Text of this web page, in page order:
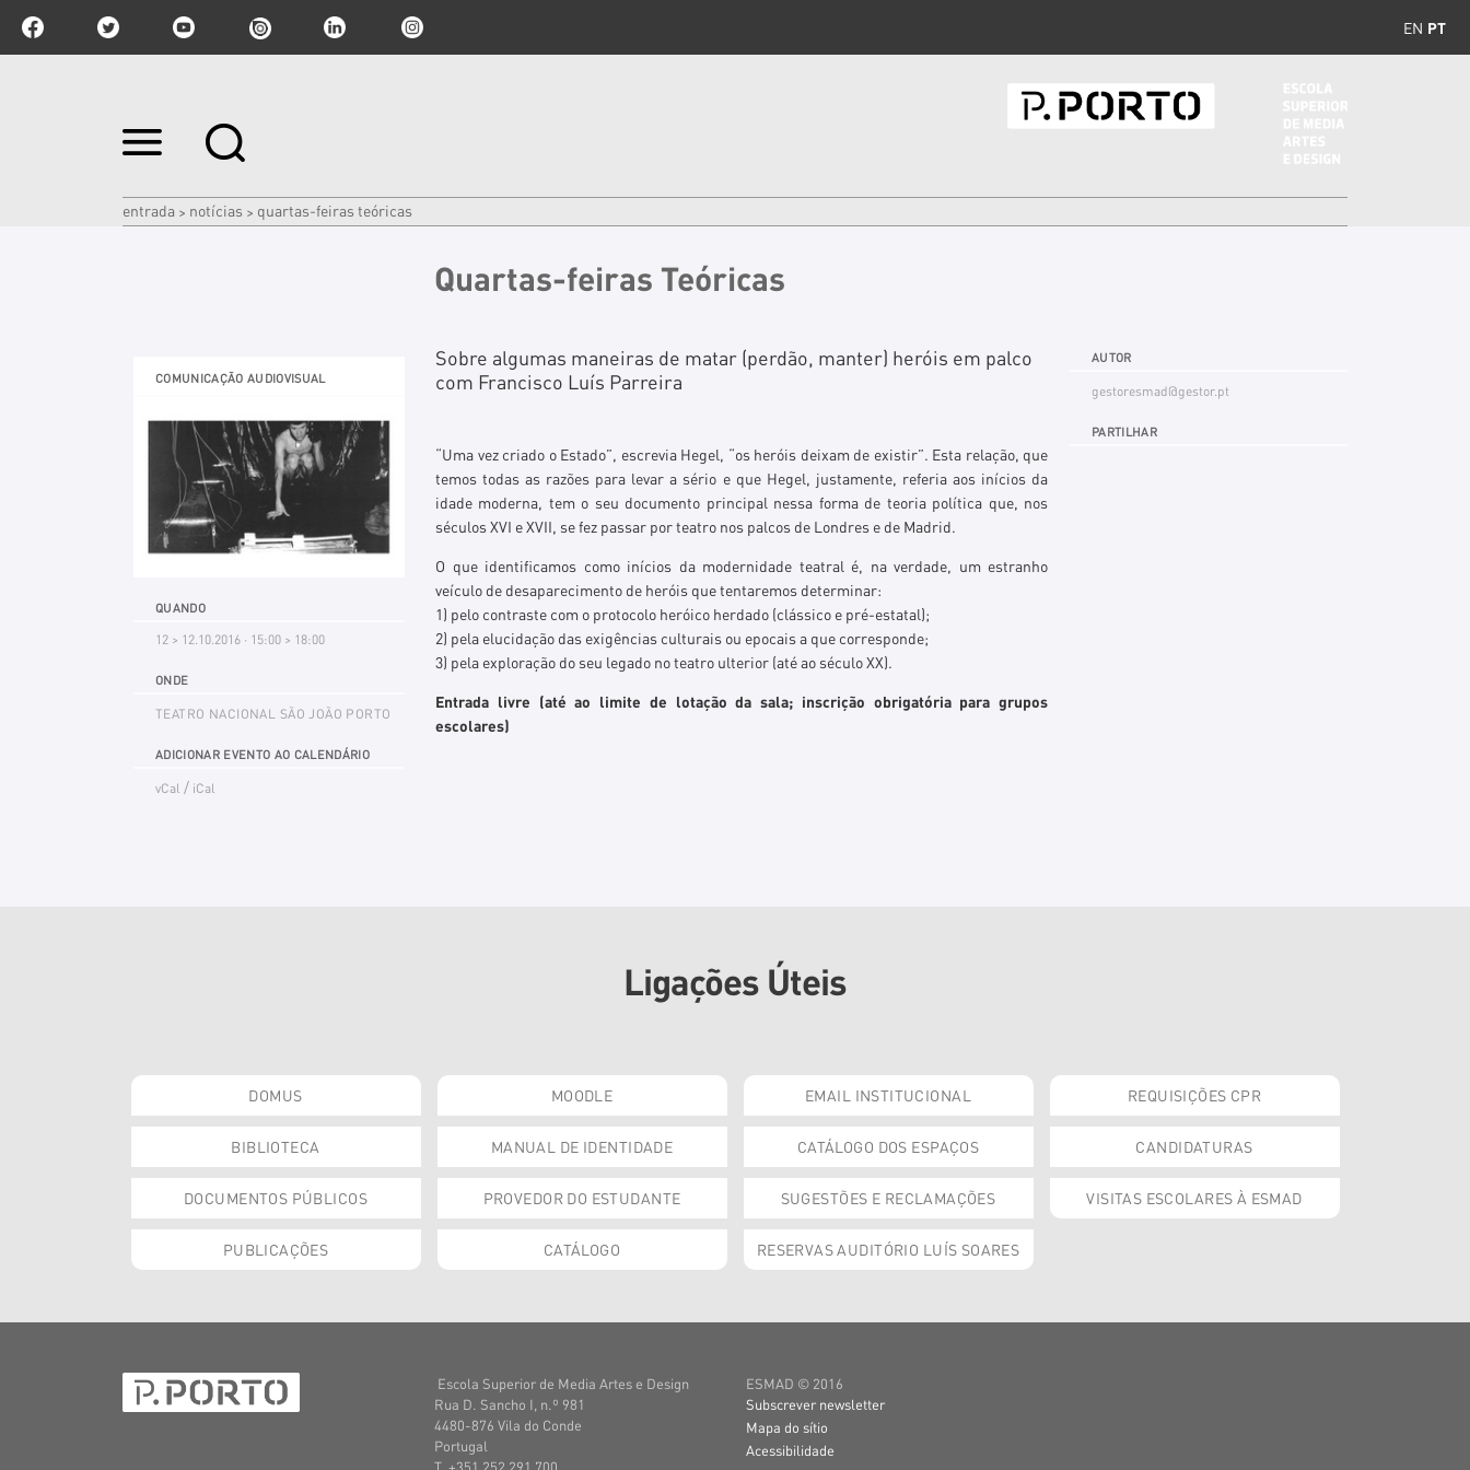
EN PT
Ir
para
|
Ir
entrada > notícias > quartas-feiras teóricas
Quartas-feiras Teóricas
COMUNICAÇÃO AUDIOVISUAL
QUANDO
12 > 12.10.2016 · 15:00 > 18:00
ONDE
TEATRO NACIONAL SÃO JOÃO PORTO
ADICIONAR EVENTO AO CALENDÁRIO
vCal / iCal
Sobre algumas maneiras de matar (perdão, manter) heróis em palco
com Francisco Luís Parreira
“Uma vez criado o Estado”, escrevia Hegel, “os heróis deixam de existir”. Esta relação, que
temos todas as razões para levar a sério e que Hegel, justamente, referia aos inícios da
idade moderna, tem o seu documento principal nessa forma de teoria política que, nos
séculos XVI e XVII, se fez passar por teatro nos palcos de Londres e de Madrid.
O que identificamos como inícios da modernidade teatral é, na verdade, um estranho
veículo de desaparecimento de heróis que tentaremos determinar:
1) pelo contraste com o protocolo heróico herdado (clássico e pré-estatal);
2) pela elucidação das exigências culturais ou epocais a que corresponde;
3) pela exploração do seu legado no teatro ulterior (até ao século XX).
Entrada livre (até ao limite de lotação da sala; inscrição obrigatória para grupos
escolares)
AUTOR
gestoresmad@gestor.pt
PARTILHAR
Ligações Úteis
DOMUS MOODLE EMAIL INSTITUCIONAL REQUISIÇÕES CPR
BIBLIOTECA MANUAL DE IDENTIDADE CATÁLOGO DOS ESPAÇOS CANDIDATURAS
DOCUMENTOS PÚBLICOS PROVEDOR DO ESTUDANTE SUGESTÕES E RECLAMAÇÕES VISITAS ESCOLARES À ESMAD
PUBLICAÇÕES CATÁLOGO RESERVAS AUDITÓRIO LUÍS SOARES
Escola Superior de Media Artes e Design
Rua D. Sancho I, n.º 981
4480-876 Vila do Conde
Portugal
T. +351 252 291 700
ESMAD © 2016
Subscrever newsletter
Mapa do sítio
Acessibilidade